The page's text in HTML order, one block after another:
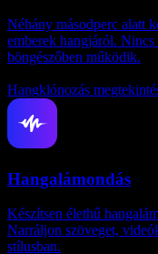
Néhány másodperc alatt
emberek hangjáról.
böngészőben működik.
Hangklónozás
Hangalámondás
Készítsen élethű
Narráljon szöveget,
stílusban.